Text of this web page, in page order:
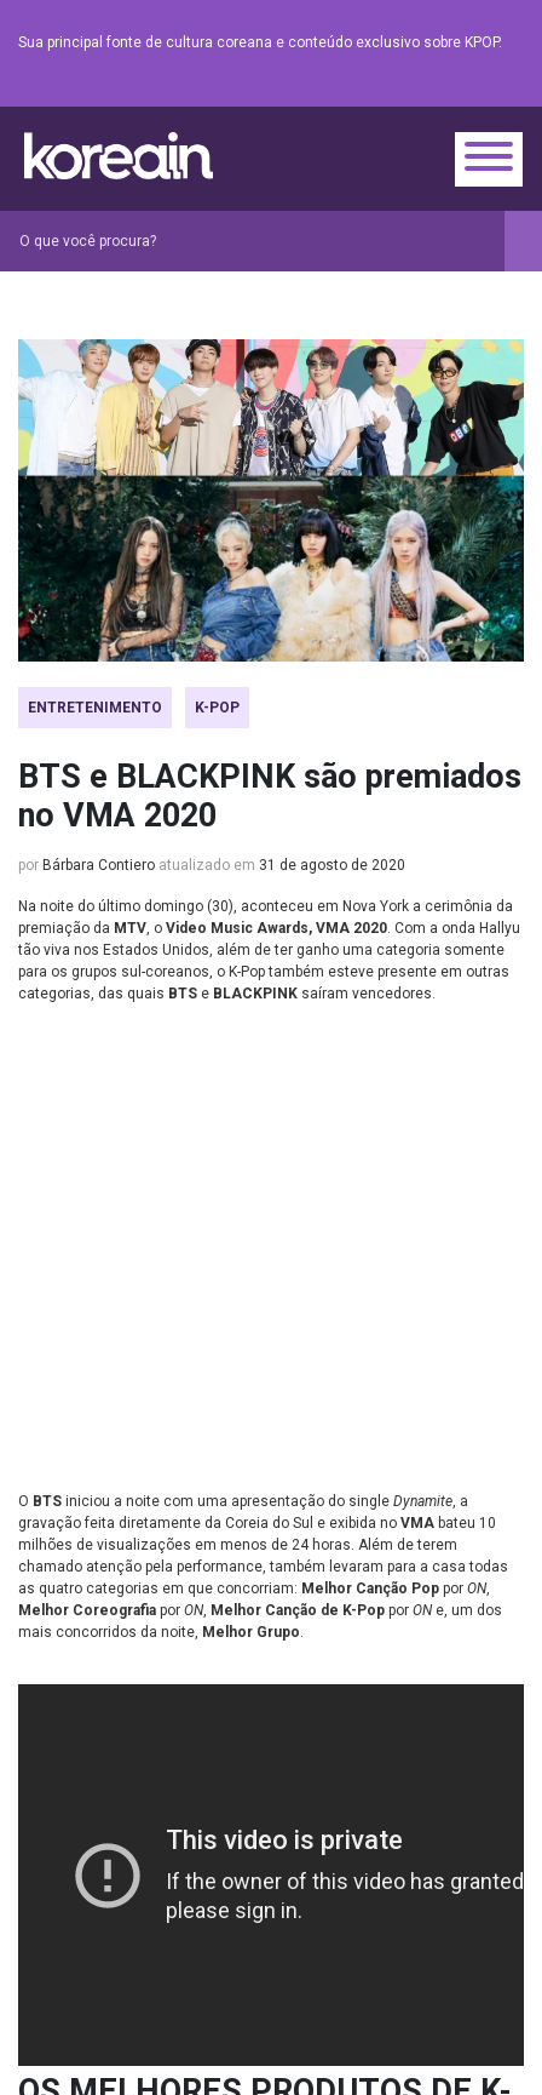
Sua principal fonte de cultura coreana e conteúdo exclusivo sobre KPOP.
ENTRETENIMENTO K-POP
BTS e BLACKPINK são premiados
no VMA 2020
por Bárbara Contiero atualizado em 31 de agosto de 2020
Na noite do último domingo (30), aconteceu em Nova York a cerimônia da
premiação da MTV, o Video Music Awards, VMA 2020. Com a onda Hallyu
tão viva nos Estados Unidos, além de ter ganho uma categoria somente
para os grupos sul-coreanos, o K-Pop também esteve presente em outras
categorias, das quais BTS e BLACKPINK saíram vencedores.
O BTS iniciou a noite com uma apresentação do single Dynamite, a
gravação feita diretamente da Coreia do Sul e exibida no VMA bateu 10
milhões de visualizações em menos de 24 horas. Além de terem
chamado atenção pela performance, também levaram para a casa todas
as quatro categorias em que concorriam: Melhor Canção Pop por ON,
Melhor Coreografia por ON, Melhor Canção de K-Pop por ONe, um dos
mais concorridos da noite, Melhor Grupo.